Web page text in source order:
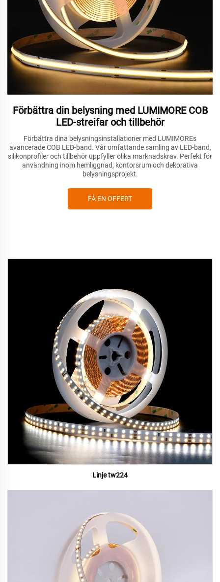
Förbättra din belysning med LUMIMORE COB
LED-streifar och tillbehör
Förbättra dina belysningsinstallationer med LUMIMOREs
avancerade COB LED-band. Vår omfattande samling av LED-band,
silikonprofiler och tillbehör uppfyller olika marknadskrav. Perfekt för
användning inom hemliggnad, kontorsrum och dekorativa
belysningsprojekt.
FÅ EN OFFERT
Linje tw224